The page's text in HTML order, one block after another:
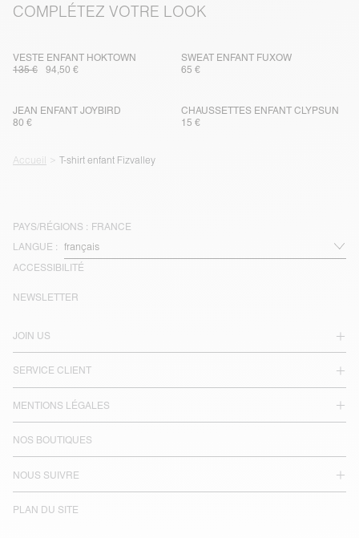
COMPLÉTEZ VOTRE LOOK
VESTE ENFANT HOKTOWN
135 €
94,50 €
SWEAT ENFANT FUXOW
65 €
JEAN ENFANT JOYBIRD
80 €
CHAUSSETTES ENFANT CLYPSUN
15 €
Accueil T-shirt enfant Fizvalley
PAYS/RÉGIONS : FRANCE
LANGUE :
ACCESSIBILITÉ
JOIN US
SERVICE CLIENT
MENTIONS LÉGALES
NOS BOUTIQUES
NOUS SUIVRE
PLAN DU SITE
NEWSLETTER